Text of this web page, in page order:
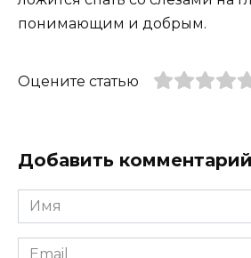
понимающим и добрым.
Оцените статью
Добавить комментарий
Имя
*
Email